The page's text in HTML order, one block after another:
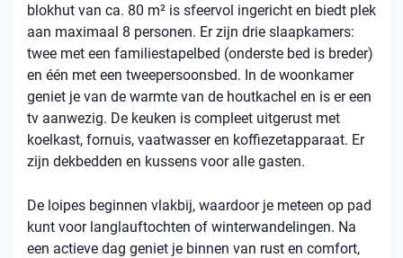
blokhut van ca. 80 m² is sfeervol ingericht en biedt plek
aan maximaal 8 personen. Er zijn drie slaapkamers:
twee met een familiestapelbed (onderste bed is breder)
en één met een tweepersoonsbed. In de woonkamer
geniet je van de warmte van de houtkachel en is er een
tv aanwezig. De keuken is compleet uitgerust met
koelkast, fornuis, vaatwasser en koffiezetapparaat. Er
zijn dekbedden en kussens voor alle gasten.
De loipes beginnen vlakbij, waardoor je meteen op pad
kunt voor langlauftochten of winterwandelingen. Na
een actieve dag geniet je binnen van rust en comfort,